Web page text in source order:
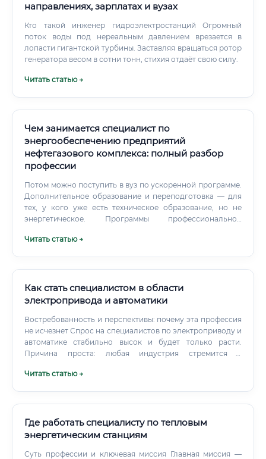
направлениях, зарплатах и вузах
Кто такой инженер гидроэлектростанций Огромный
поток воды под нереальным давлением врезается в
лопасти гигантской турбины. Заставляя вращаться ротор
генератора весом в сотни тонн, стихия отдаёт свою силу.
Читать статью →
Чем занимается специалист по
энергообеспечению предприятий
нефтегазового комплекса: полный разбор
профессии
Потом можно поступить в вуз по ускоренной программе.
Дополнительное образование и переподготовка — для
тех, у кого уже есть техническое образование, но не
энергетическое. Программы профессиональной
позволяют получить квалификацию и начать работать в
Читать статью →
Как стать специалистом в области
электропривода и автоматики
Востребованность и перспективы: почему эта профессия
не исчезнет Спрос на специалистов по электроприводу и
автоматике стабильно высок и будет только расти.
Причина проста: любая индустрия стремится к
ключ к этому – автоматизация.
Читать статью →
Где работать специалисту по тепловым
энергетическим станциям
Суть профессии и ключевая миссия Главная миссия —